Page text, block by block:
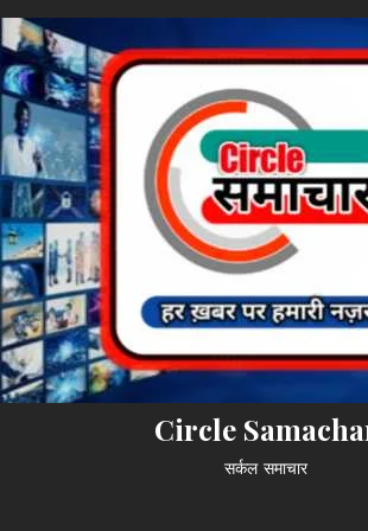
Circle
सर्कल समाचार